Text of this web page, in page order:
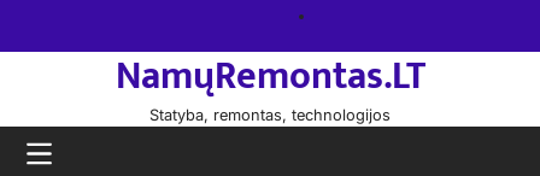
NamųRemontas.LT
Statyba, remontas, technologijos